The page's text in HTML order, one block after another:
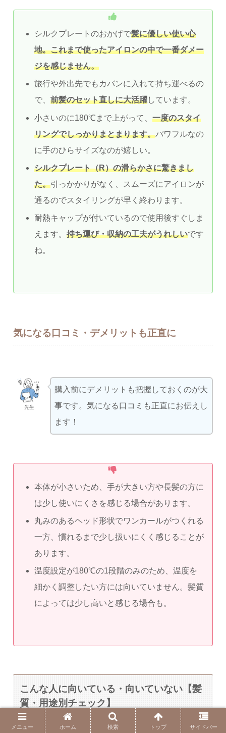
シルクプレートのおかげで髪に優しい使い心
地。これまで使ったアイロンの中で一番ダメー
ジを感じません。
旅行や外出先でもカバンに入れて持ち運べるの
で、前髪のセット直しに大活躍しています。
小さいのに180℃まで上がって、一度のスタイ
リングでしっかりまとまります。パワフルなの
に手のひらサイズなのが嬉しい。
シルクプレート（R）の滑らかさに驚きまし
た。引っかかりがなく、スムーズにアイロンが
通るのでスタイリングが早く終わります。
耐熱キャップが付いているので使用後すぐしま
えます。持ち運び・収納の工夫がうれしいです
ね。
気になる口コミ・デメリットも正直に
先生
購入前にデメリットも把握しておくのが大
事です。気になる口コミも正直にお伝えし
ます！
本体が小さいため、手が大きい方や長髪の方に
は少し使いにくさを感じる場合があります。
丸みのあるヘッド形状でワンカールがつくれる
一方、慣れるまで少し扱いにくく感じることが
あります。
温度設定が180℃の1段階のみのため、温度を
細かく調整したい方には向いていません。髪質
によっては少し高いと感じる場合も。
こんな人に向いている・向いていない【髪
質・用途別チェック】
メニュー ホーム 検索 トップ サイドバー